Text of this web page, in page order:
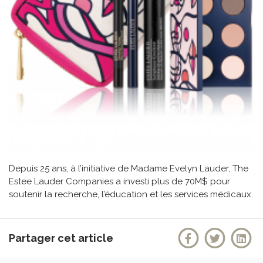
Depuis 25 ans, à l’initiative de Madame Evelyn Lauder, The
Estee Lauder Companies a investi plus de 70M$ pour
soutenir la recherche, l’éducation et les services médicaux.
Partager cet article